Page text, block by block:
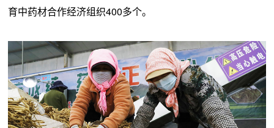
育中药材合作经济组织400多个。